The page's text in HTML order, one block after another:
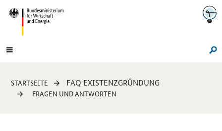
Navigation
Hauptmenü
Sie
sind
STARTSEITE FAQ EXISTENZGRÜNDUNG
FRAGEN UND ANTWORTEN